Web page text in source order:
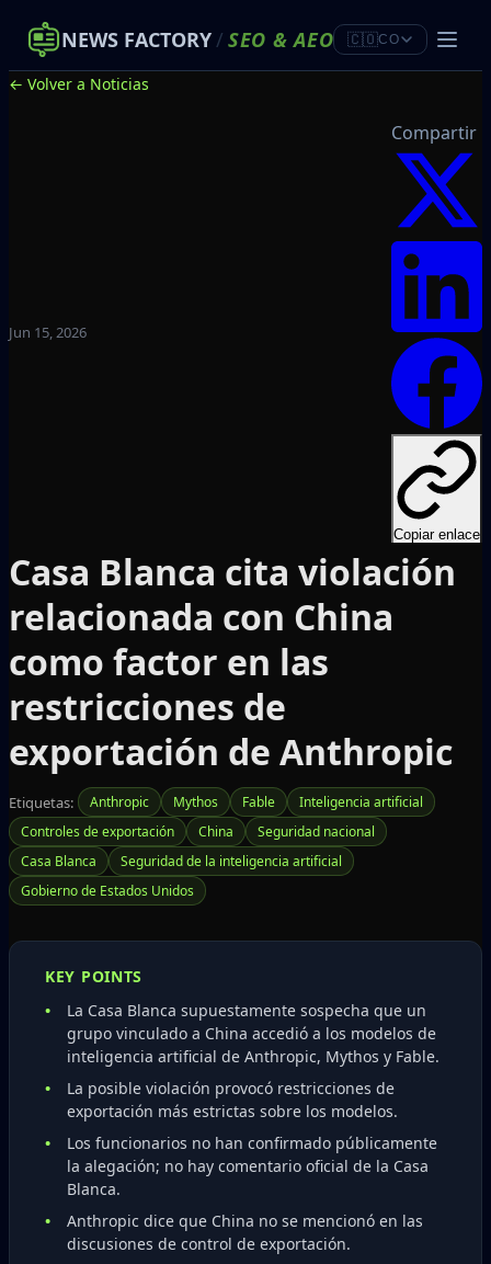
NEWS FACTORY/ SEO &AEO 🇨🇴CO
← Volver a Noticias
Jun 15, 2026
Compartir
Copiar enlace
Casa Blanca cita violación
relacionada con China
como factor en las
restricciones de
exportación de Anthropic
Etiquetas: Anthropic Mythos Fable
Inteligencia artificial
Controles de exportación
China
Seguridad nacional
Casa Blanca
Seguridad de la inteligencia artificial
Gobierno de Estados Unidos
KEY POINTS
La Casa Blanca supuestamente sospecha que un
grupo vinculado a China accedió a los modelos de
inteligencia artificial de Anthropic, Mythos y Fable.
La posible violación provocó restricciones de
exportación más estrictas sobre los modelos.
Los funcionarios no han confirmado públicamente
la alegación; no hay comentario oficial de la Casa
Blanca.
Anthropic dice que China no se mencionó en las
discusiones de control de exportación.